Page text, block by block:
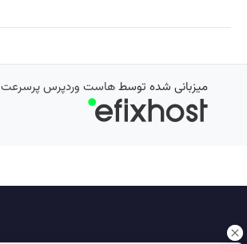
میزبانی شده توسطهاست وردپرس پرسرعت